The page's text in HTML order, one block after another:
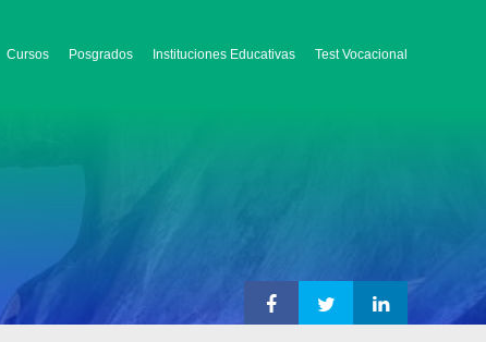
Cursos Posgrados Instituciones Educativas Test Vocacional